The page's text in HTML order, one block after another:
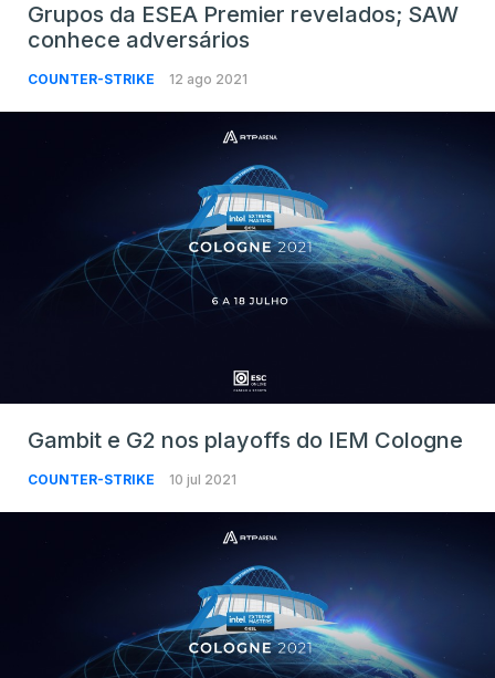
Grupos da ESEA Premier revelados; SAW
conhece adversários
COUNTER-STRIKE 12 ago 2021
Gambit e G2 nos playoffs do IEM Cologne
COUNTER-STRIKE 10 jul 2021